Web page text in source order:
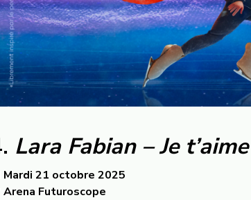
Lara Fabian – Je
Mardi 21 octobre 2025
Arena Futuroscope